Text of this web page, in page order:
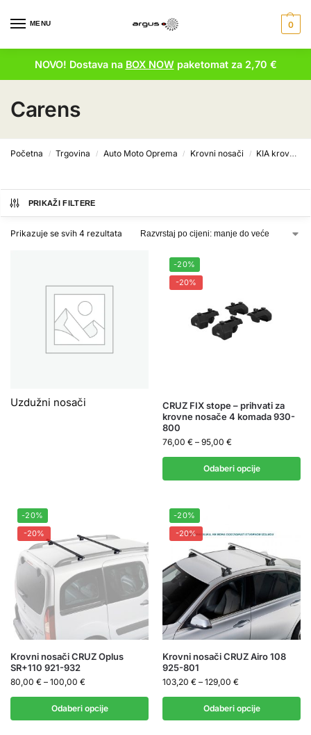
MENU 0
NOVO! Dostava na BOX NOWpaketomat za 2,70 €
Carens
Početna / Trgovina / Auto Moto Oprema / Krovni nosači / KIA krovni nosači
PRIKAŽI FILTERE
Prikazuje se svih 4 rezultata
Uzdužni nosači
-20%
-20%
CRUZ FIX stope – prihvati za
krovne nosače 4 komada 930-
800
76,00 € – 95,00 €
Odaberi opcije
-20%
-20%
Krovni nosači CRUZ Oplus
SR+110 921-932
80,00 € – 100,00 €
Odaberi opcije
-20%
-20%
Krovni nosači CRUZ Airo 108
925-801
103,20 € – 129,00 €
Odaberi opcije